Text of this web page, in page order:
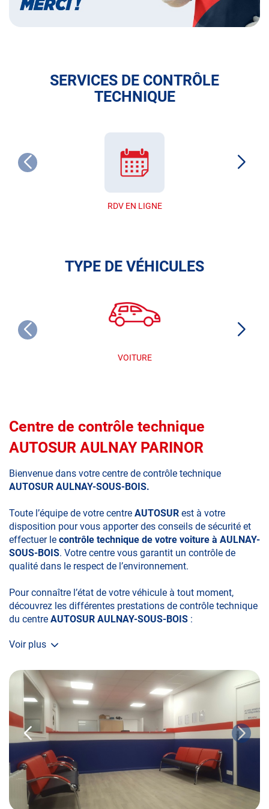
SERVICES DE CONTRÔLE
TECHNIQUE
RDV EN LIGNE
TYPE DE VÉHICULES
VOITURE
Centre de contrôle technique
AUTOSUR AULNAY PARINOR
Bienvenue dans votre centre de contrôle technique
AUTOSUR AULNAY-SOUS-BOIS.
Toute l’équipe de votre centre AUTOSUR est à votre
disposition pour vous apporter des conseils de sécurité et
effectuer le contrôle technique de votre voiture à AULNAY-
SOUS-BOIS. Votre centre vous garantit un contrôle de
qualité dans le respect de l’environnement.
Pour connaître l’état de votre véhicule à tout moment,
découvrez les différentes prestations de contrôle technique
du centre AUTOSUR AULNAY-SOUS-BOIS :
• le contrôle technique obligatoire
• la contre-visite
• le contrôle pollution
• le contrôle des véhicules hybrides ou électriques
• le contrôle technique des véhicules GPL/Gaz*
• le contrôle de la Catégorie L (moto, scooter, mobylette, 3
roues, quad, voiturette, voiture sans permis)
Voir plus